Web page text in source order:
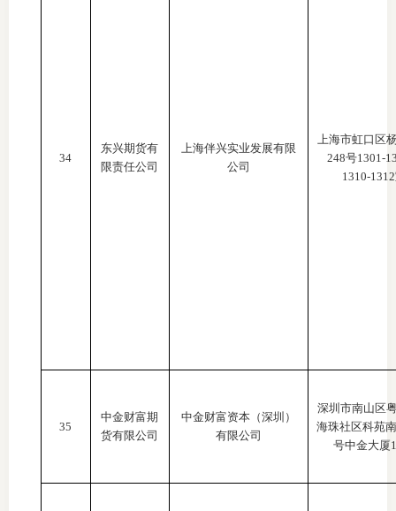
34
东兴期货有
限责任公司
上海伴兴实业发展有限
公司
上海市虹口区
248号1301-
1310-
35
中金财富期
货有限公司
中金财富资本（深圳）
有限公司
深圳市南山区
海珠社区科苑
号中金大厦